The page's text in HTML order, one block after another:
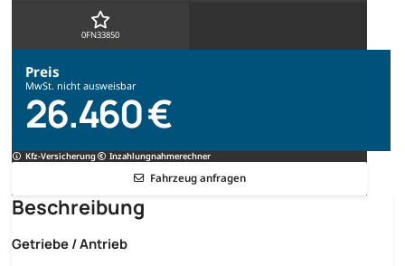
0FN33850
Preis
MwSt. nicht ausweisbar
26.460 €
Kfz-Versicherung Inzahlungnahmerechner
Fahrzeug anfragen
Beschreibung
Getriebe / Antrieb